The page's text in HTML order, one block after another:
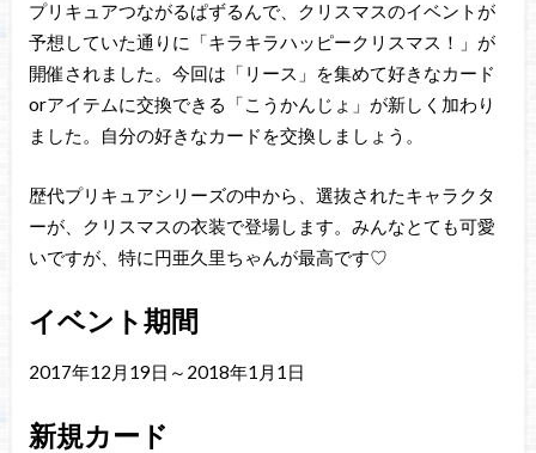
プリキュアつながるぱずるんで、クリスマスのイベントが
予想していた通りに「キラキラハッピークリスマス！」が
開催されました。今回は「リース」を集めて好きなカード
orアイテムに交換できる「こうかんじょ」が新しく加わり
ました。自分の好きなカードを交換しましょう。
歴代プリキュアシリーズの中から、選抜されたキャラクタ
ーが、クリスマスの衣装で登場します。みんなとても可愛
いですが、特に円亜久里ちゃんが最高です♡
イベント期間
2017年12月19日～2018年1月1日
新規カード